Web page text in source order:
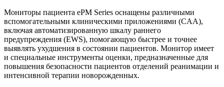
Мониторы пациента ePM Series оснащены различными
вспомогательными клиническими приложениями (CAA),
включая автоматизированную шкалу раннего
предупреждения (EWS), помогающую быстрее и точнее
выявлять ухудшения в состоянии пациентов. Монитор имеет
и специальные инструменты оценки, предназначенные для
повышения безопасности пациентов отделений реанимации и
интенсивной терапии новорожденных.